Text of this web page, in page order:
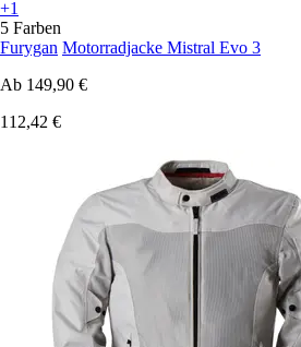
+1
5 Farben
Furygan Motorradjacke Mistral Evo 3
Ab 149,90 €
112,42 €